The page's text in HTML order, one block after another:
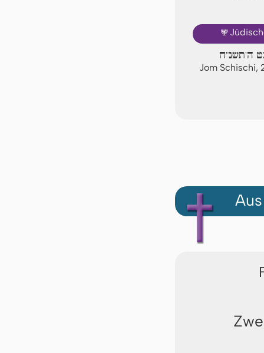
🕎
ה'תשנ"ח
Jom Schischi,